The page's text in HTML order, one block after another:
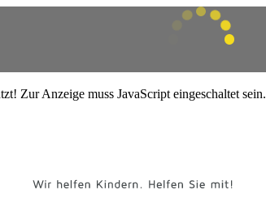
Zur Anzeige muss JavaScript eingeschaltet sein.